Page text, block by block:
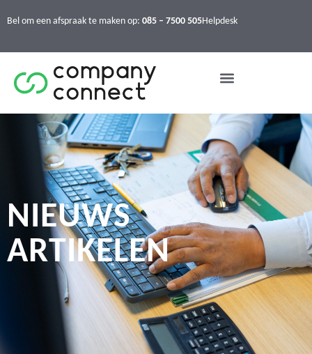
Bel om een afspraak te maken op: 085 – 7500 505Helpdesk
NIEUWS
ARTIKELEN